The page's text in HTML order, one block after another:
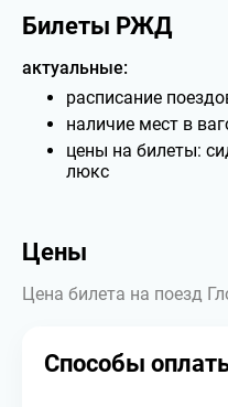
Билеты РЖД
актуальные:
расписание
наличие мест в
цены на билеты:
люкс
Цены
Цена билета на поезд
Способы